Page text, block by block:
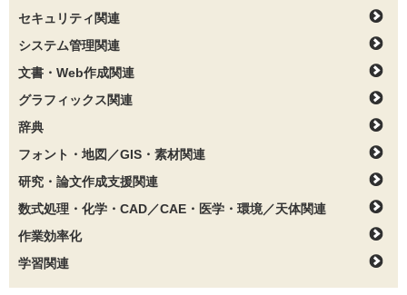
セキュリティ関連
システム管理関連
文書・Web作成関連
グラフィックス関連
辞典
フォント・地図／GIS・素材関連
研究・論文作成支援関連
数式処理・化学・CAD／CAE・医学・環境／天体関連
作業効率化
学習関連